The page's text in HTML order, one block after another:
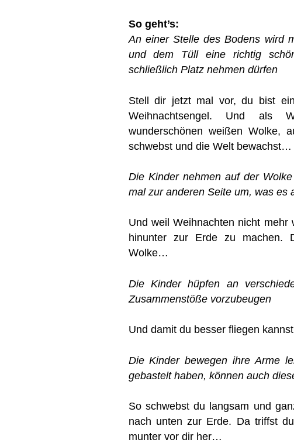
So geht’s:
An einer Stelle des Bodens wird
und dem Tüll eine richtig
schließlich Platz nehmen dürfen
Stell dir jetzt mal vor, du bist
Weihnachtsengel. Und als
wunderschönen weißen Wolke,
schwebst und die Welt bewachst…
Die Kinder nehmen auf der
mal zur anderen Seite um, was es
Und weil Weihnachten nicht
hinunter zur Erde zu machen.
Wolke…
Die Kinder hüpfen an
Zusammenstöße vorzubeugen
Und damit du besser fliegen
Die Kinder bewegen ihre Arme
gebastelt haben, können auch
So schwebst du langsam und
nach unten zur Erde. Da triffst
munter vor dir her…